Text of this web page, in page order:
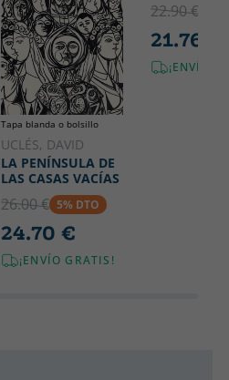
Tapa blanda o bolsillo
UCLÉS, DAVID
LA PENÍNSULA DE
LAS CASAS VACÍAS
26.00 € 5% DTO
24.70 €
¡ENVÍO GRATIS!
22.90 €
21.76 €
¡ENVÍO